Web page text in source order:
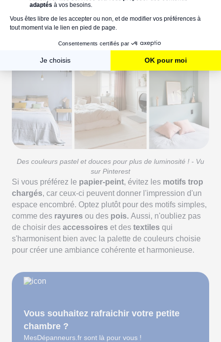
, lerose pâleou le
la lumière, ces couleurs apporteront une ambiance
apaisante et relaxante à votre petite chambre.
Des couleurs pastel et douces pour plus de luminosité ! - Vu
sur Pinterest
Si vous préférez le papier-peint, évitez les motifs trop
chargés, car ceux-ci peuvent donner l'impression d'un
espace encombré. Optez plutôt pour des motifs simples,
comme des rayures ou des pois. Aussi, n'oubliez pas
de choisir des accessoires et des textiles qui
s'harmonisent bien avec la palette de couleurs choisie
pour créer une ambiance cohérente et harmonieuse.
Vous souhaitez rafraichir votre petite
chambre ?
MesDépanneurs.fr sont là pour vous !